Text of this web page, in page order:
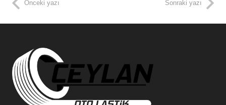
Önceki yazı Sonraki yazı